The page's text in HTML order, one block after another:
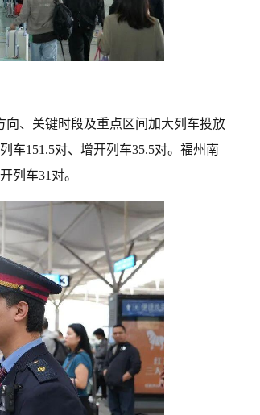
、关键时段及重点区间加大列车投放
车151.5对、增开列车35.5对。福州南
列车31对。